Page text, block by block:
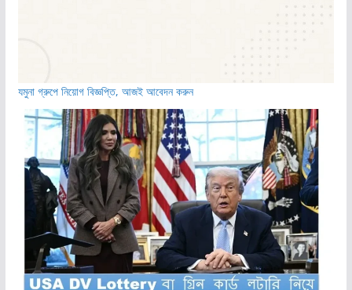
যমুনা গ্রুপে নিয়োগ বিজ্ঞপ্তি, আজই আবেদন করুন